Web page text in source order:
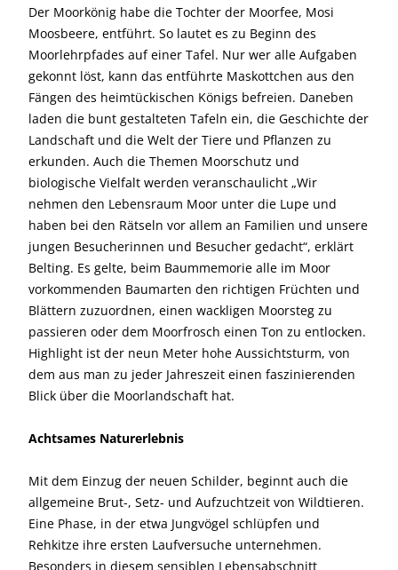
Der Moorkönig habe die Tochter der Moorfee, Mosi
Moosbeere, entführt. So lautet es zu Beginn des
Moorlehrpfades auf einer Tafel. Nur wer alle Aufgaben
gekonnt löst, kann das entführte Maskottchen aus den
Fängen des heimtückischen Königs befreien. Daneben
laden die bunt gestalteten Tafeln ein, die Geschichte der
Landschaft und die Welt der Tiere und Pflanzen zu
erkunden. Auch die Themen Moorschutz und
biologische Vielfalt werden veranschaulicht „Wir
nehmen den Lebensraum Moor unter die Lupe und
haben bei den Rätseln vor allem an Familien und unsere
jungen Besucherinnen und Besucher gedacht“, erklärt
Belting. Es gelte, beim Baummemorie alle im Moor
vorkommenden Baumarten den richtigen Früchten und
Blättern zuzuordnen, einen wackligen Moorsteg zu
passieren oder dem Moorfrosch einen Ton zu entlocken.
Highlight ist der neun Meter hohe Aussichtsturm, von
dem aus man zu jeder Jahreszeit einen faszinierenden
Blick über die Moorlandschaft hat.
Achtsames Naturerlebnis
Mit dem Einzug der neuen Schilder, beginnt auch die
allgemeine Brut-, Setz- und Aufzuchtzeit von Wildtieren.
Eine Phase, in der etwa Jungvögel schlüpfen und
Rehkitze ihre ersten Laufversuche unternehmen.
Besonders in diesem sensiblen Lebensabschnitt